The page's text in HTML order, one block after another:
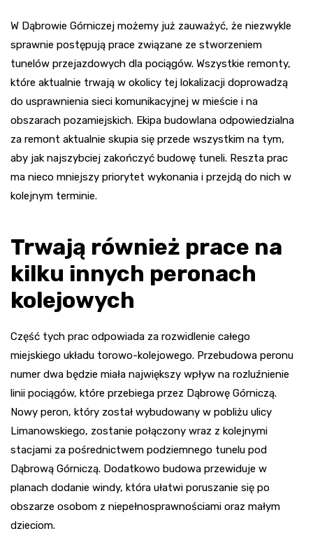
W Dąbrowie Górniczej możemy już zauważyć, że niezwykle
sprawnie postępują prace związane ze stworzeniem
tunelów przejazdowych dla pociągów. Wszystkie remonty,
które aktualnie trwają w okolicy tej lokalizacji doprowadzą
do usprawnienia sieci komunikacyjnej w mieście i na
obszarach pozamiejskich. Ekipa budowlana odpowiedzialna
za remont aktualnie skupia się przede wszystkim na tym,
aby jak najszybciej zakończyć budowę tuneli. Reszta prac
ma nieco mniejszy priorytet wykonania i przejdą do nich w
kolejnym terminie.
Trwają również prace na
kilku innych peronach
kolejowych
Część tych prac odpowiada za rozwidlenie całego
miejskiego układu torowo-kolejowego. Przebudowa peronu
numer dwa będzie miała największy wpływ na rozluźnienie
linii pociągów, które przebiega przez Dąbrowę Górniczą.
Nowy peron, który został wybudowany w pobliżu ulicy
Limanowskiego, zostanie połączony wraz z kolejnymi
stacjami za pośrednictwem podziemnego tunelu pod
Dąbrową Górniczą. Dodatkowo budowa przewiduje w
planach dodanie windy, która ułatwi poruszanie się po
obszarze osobom z niepełnosprawnościami oraz małym
dzieciom.